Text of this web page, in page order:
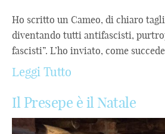
Ho scritto un Cameo, di chiaro
diventando tutti antifascisti,
fascisti”. L’ho inviato, come
Leggi Tutto
Il Presepe è il Natale